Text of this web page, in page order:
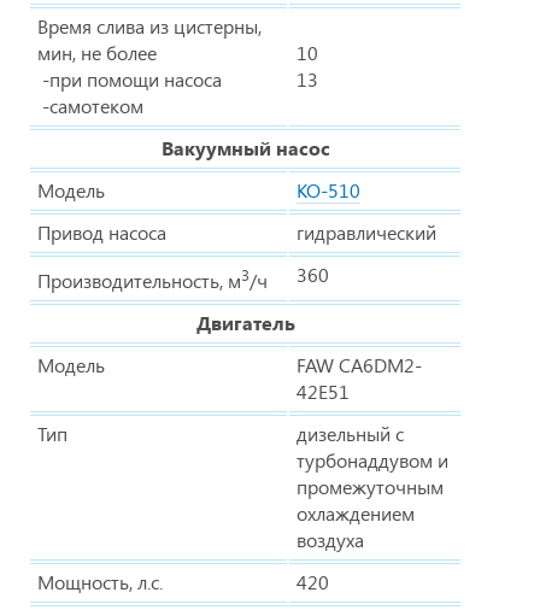
Время слива из цистерны,
мин, не более
-при помощи насоса
-самотеком
10
13
Вакуумный насос
Модель
КО-510
Привод насоса
гидравлический
Производительность, м3/ч
360
Двигатель
Модель
FAW CA6DM2-
42E51
Тип
дизельный с
турбонаддувом и
промежуточным
охлаждением
воздуха
Мощность, л.с.
420